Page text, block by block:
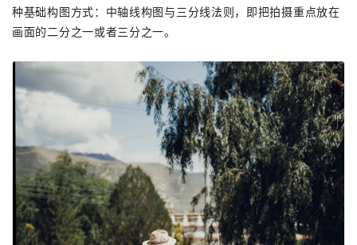
种基础构图方式：中轴线构图与三分线法则，即把拍摄重点放在
画面的二分之一或者三分之一。